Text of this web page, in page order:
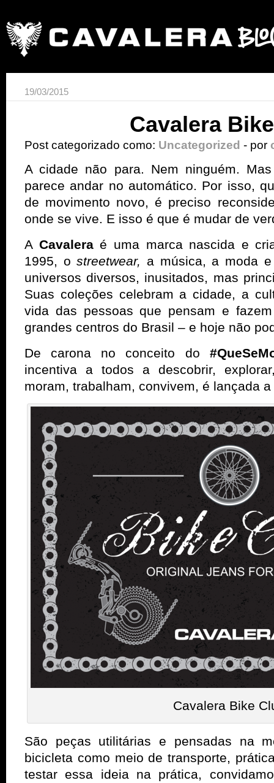
19/03/2015
Cavalera
Post categorizado como: Uncategorized - por
A cidade não para. Nem ninguém.
parece andar no automático. Por isso,
de movimento novo, é preciso
onde se vive. E isso é que é mudar de
A Cavaleraé uma marca nascida e
1995, ostreetwear, a música, a moda
universos diversos, inusitados, mas
Suas coleções celebram a cidade, a
vida das pessoas que pensam e
grandes centros do Brasil – e hoje não
De carona no conceito do
incentiva a todos a descobrir,
moram, trabalham, convivem, é lançada
Cavalera Bike
São peças utilitárias e pensadas na
bicicleta como meio de transporte,
testar essa ideia na prática,